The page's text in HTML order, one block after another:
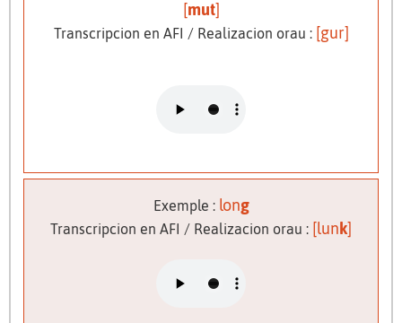
[mut]
Transcripcion en AFI / Realizacion orau : [gur]
Exemple : long
Transcripcion en AFI / Realizacion orau : [lun k]